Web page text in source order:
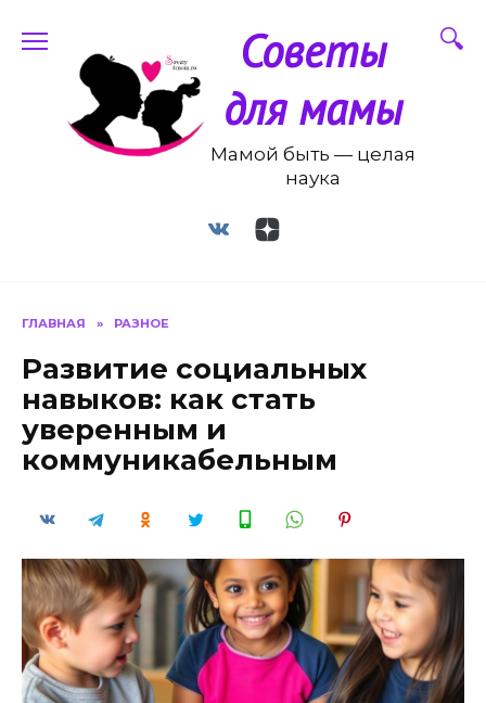
содержанию
Советы
для мамы
Мамой быть — целая
наука
ГЛАВНАЯ » РАЗНОЕ
Развитие социальных
навыков: как стать
уверенным и
коммуникабельным